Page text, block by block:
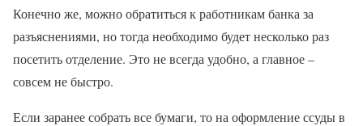
Конечно же, можно обратиться к работникам банка за
разъяснениями, но тогда необходимо будет несколько раз
посетить отделение. Это не всегда удобно, а главное –
совсем не быстро.
Если заранее собрать все бумаги, то на оформление ссуды в